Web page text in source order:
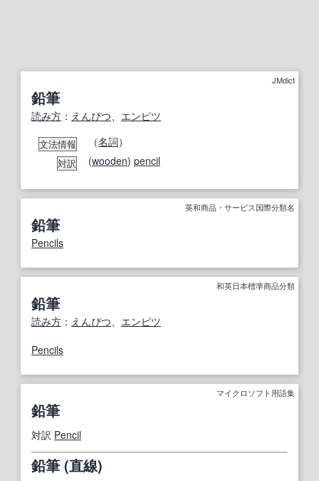
JMdict
鉛筆
読み方 ： えんぴつ エンピツ
文法情報 （名詞）
対訳 (wooden) pencil
英和商品・サービス国際分類名
鉛筆
Pencils
和英日本標準商品分類
鉛筆
読み方 ： えんぴつ
エンピツ
Pencils
マイクロソフト用語集
鉛筆
対訳 Pencil
鉛筆 (直線)